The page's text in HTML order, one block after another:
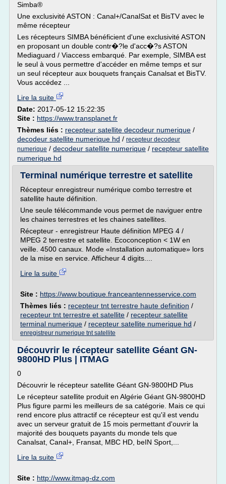
Simba®
Une exclusivité ASTON : Canal+/CanalSat et BisTV avec le
même récepteur
Les récepteurs SIMBA bénéficient d'une exclusivité ASTON
en proposant un double contr�?le d'acc�?s ASTON
Mediaguard / Viaccess embarqué. Par exemple, SIMBA est
le seul à vous permettre d'accéder en même temps et sur
un seul récepteur aux bouquets français Canalsat et BisTV.
Vous accédez ...
Lire la suite
Date: 2017-05-12 15:22:35
Site : https://www.transplanet.fr
Thèmes liés : recepteur satellite decodeur numerique /
decodeur satellite numerique hd / recepteur decodeur
numerique / decodeur satellite numerique / recepteur satellite
numerique hd
Terminal numérique terrestre et satellite
Récepteur enregistreur numérique combo terrestre et
satellite haute définition.
Une seule télécommande vous permet de naviguer entre
les chaines terrestres et les chaines satellites.
Récepteur - enregistreur Haute définition MPEG 4 /
MPEG 2 terrestre et satellite. Ecoconception < 1W en
veille. 4500 canaux. Mode «Installation automatique» lors
de la mise en service. Afficheur 4 digits....
Lire la suite
Site : https://www.boutique.franceantennesservice.com
Thèmes liés : recepteur tnt terrestre haute definition /
recepteur tnt terrestre et satellite / recepteur satellite
terminal numerique / recepteur satellite numerique hd /
enregistreur numerique tnt satellite
Découvrir le récepteur satellite Géant GN-
9800HD Plus | ITMAG
0
Découvrir le récepteur satellite Géant GN-9800HD Plus
Le récepteur satellite produit en Algérie Géant GN-9800HD
Plus figure parmi les meilleurs de sa catégorie. Mais ce qui
rend encore plus attractif ce récepteur est qu'il est vendu
avec un serveur gratuit de 15 mois permettant d'ouvrir la
majorité des bouquets payants du monde tels que
Canalsat, Canal+, Fransat, MBC HD, beIN Sport,...
Lire la suite
Site : http://www.itmag-dz.com